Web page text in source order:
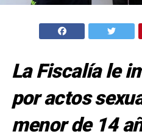
La Fiscalía le
por actos
menor de 14